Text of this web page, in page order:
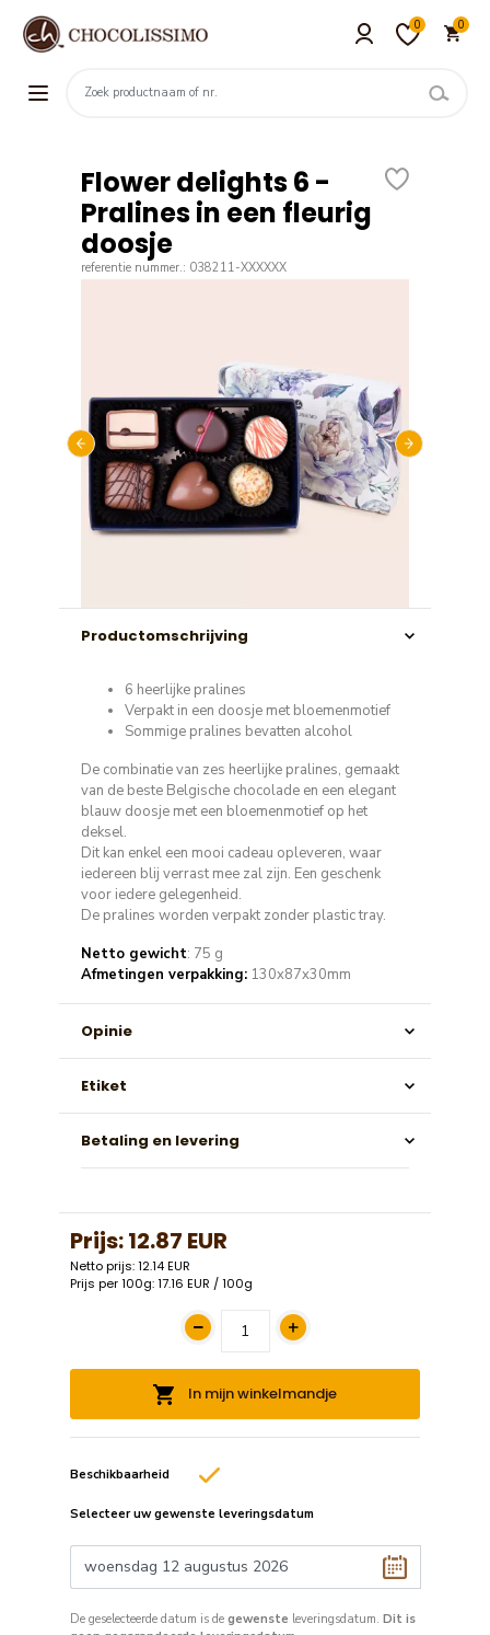
0 0
Flower delights 6 -
Pralines in een fleurig
doosje
referentie nummer.: 038211-XXXXXX
Productomschrijving
6 heerlijke pralines
Verpakt in een doosje met bloemenmotief
Sommige pralines bevatten alcohol
De combinatie van zes heerlijke pralines, gemaakt
van de beste Belgische chocolade en een elegant
blauw doosje met een bloemenmotief op het
deksel.
Dit kan enkel een mooi cadeau opleveren, waar
iedereen blij verrast mee zal zijn. Een geschenk
voor iedere gelegenheid.
De pralines worden verpakt zonder plastic tray.
Netto gewicht: 75 g
Afmetingen verpakking: 130x87x30mm
Opinie
Etiket
Betaling en levering
Prijs:12.87 EUR
Netto prijs: 12.14 EUR
Prijs per 100g: 17.16 EUR / 100g
In mijn winkelmandje
Beschikbaarheid
Selecteer uw gewenste leveringsdatum
De geselecteerde datum is de gewenste leveringsdatum. Dit is